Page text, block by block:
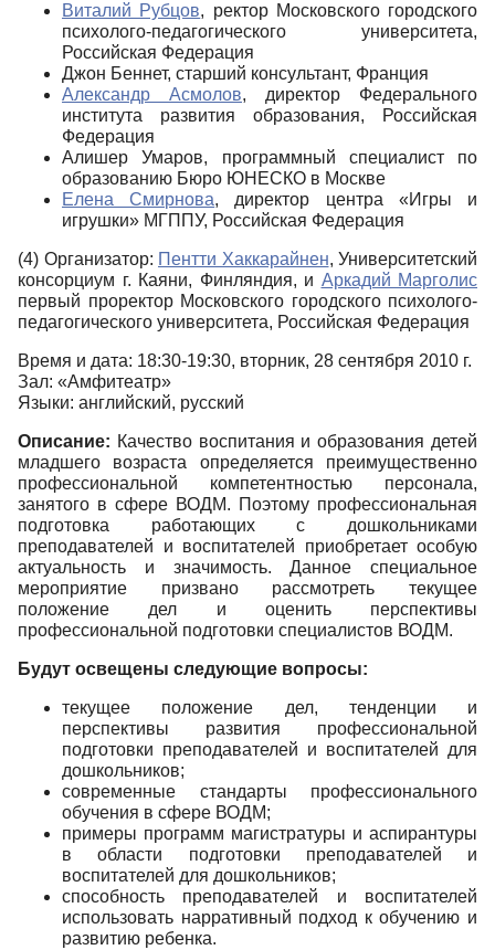
Виталий Рубцов, ректор Московского городского
психолого-педагогического университета,
Российская Федерация
Джон Беннет, старший консультант, Франция
Александр Асмолов, директор Федерального
института развития образования, Российская
Федерация
Алишер Умаров, программный специалист по
образованию Бюро ЮНЕСКО в Москве
Елена Смирнова, директор центра «Игры и
игрушки» МГППУ, Российская Федерация
(4) Организатор: Пентти Хаккарайнен, Университетский
консорциум г. Каяни, Финляндия, и Аркадий Марголис
первый проректор Московского городского психолого-
педагогического университета, Российская Федерация
Время и дата: 18:30-19:30, вторник, 28 сентября 2010 г.
Зал: «Амфитеатр»
Языки: английский, русский
Описание: Качество воспитания и образования детей
младшего возраста определяется преимущественно
профессиональной компетентностью персонала,
занятого в сфере ВОДМ. Поэтому профессиональная
подготовка работающих с дошкольниками
преподавателей и воспитателей приобретает особую
актуальность и значимость. Данное специальное
мероприятие призвано рассмотреть текущее
положение дел и оценить перспективы
профессиональной подготовки специалистов ВОДМ.
Будут освещены следующие вопросы:
текущее положение дел, тенденции и
перспективы развития профессиональной
подготовки преподавателей и воспитателей для
дошкольников;
современные стандарты профессионального
обучения в сфере ВОДМ;
примеры программ магистратуры и аспирантуры
в области подготовки преподавателей и
воспитателей для дошкольников;
способность преподавателей и воспитателей
использовать нарративный подход к обучению и
развитию ребенка.